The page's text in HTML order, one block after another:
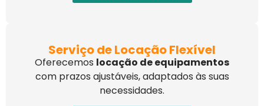
Serviço de Locação Flexível
Oferecemos locação de equipamentos
com prazos ajustáveis, adaptados às suas
necessidades.